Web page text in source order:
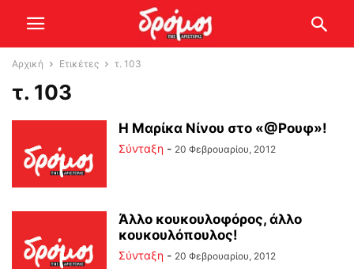
Αρχική Ετικέτες τ. 103
τ. 103
Η Μαρίκα Νίνου στο «@Ρουφ»!
Σύνταξη - 20 Φεβρουαρίου, 2012
Άλλο κουκουλοφόρος, άλλο
κουκουλόπουλος!
Σύνταξη - 20 Φεβρουαρίου, 2012